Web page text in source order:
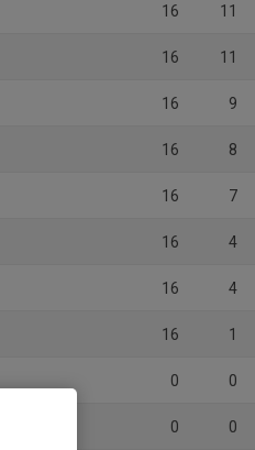
16 11
16 11
16 9
16 8
16 7
16 4
16 4
16 1
0 0
0 0